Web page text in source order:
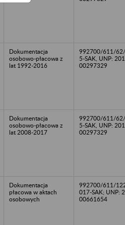
Dokumentacja
osobowo-płacowa z
lat 1992-2016
992700/611/
5-SAK, UNP:
00297329
Dokumentacja
osobowo-płacowa z
lat 2008-2017
992700/611/
5-SAK, UNP:
00297329
Dokumentacja
płacowa w aktach
osobowych
992700/611/
017-SAK; UNP:
00661654